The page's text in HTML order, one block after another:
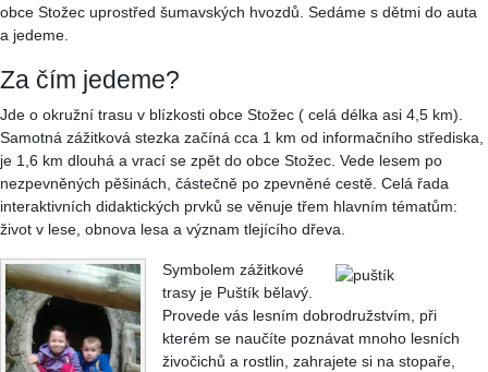
obce Stožec uprostřed šumavských hvozdů. Sedáme s dětmi do auta
a jedeme.
Za čím jedeme?
Jde o okružní trasu v blízkosti obce Stožec ( celá délka asi 4,5 km).
Samotná zážitková stezka začíná cca 1 km od informačního střediska,
je 1,6 km dlouhá a vrací se zpět do obce Stožec. Vede lesem po
nezpevněných pěšinách, částečně po zpevněné cestě. Celá řada
interaktivních didaktických prvků se věnuje třem hlavním tématům:
život v lese, obnova lesa a význam tlejícího dřeva.
Symbolem zážitkové
trasy je Puštík bělavý.
Provede vás lesním dobrodružstvím, při
kterém se naučíte poznávat mnoho lesních
živočichů a rostlin, zahrajete si na stopaře,